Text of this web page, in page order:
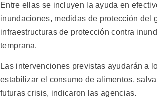
Entre ellas se incluyen la ayuda en
inundaciones, medidas de protección del
infraestructuras de protección contra
temprana.
Las intervenciones previstas ayudarán a
estabilizar el consumo de alimentos,
futuras crisis, indicaron las agencias.